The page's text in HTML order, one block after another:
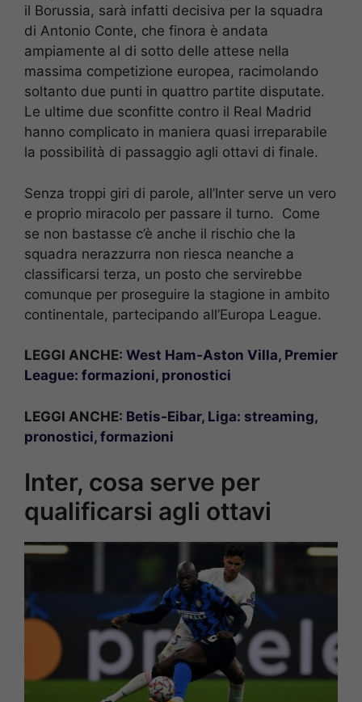
il Borussia, sarà infatti decisiva per la squadra
di Antonio Conte, che finora è andata
ampiamente al di sotto delle attese nella
massima competizione europea, racimolando
soltanto due punti in quattro partite disputate.
Le ultime due sconfitte contro il Real Madrid
hanno complicato in maniera quasi irreparabile
la possibilità di passaggio agli ottavi di finale.
Senza troppi giri di parole, all’Inter serve un vero
e proprio miracolo per passare il turno. Come
se non bastasse c’è anche il rischio che la
squadra nerazzurra non riesca neanche a
classificarsi terza, un posto che servirebbe
comunque per proseguire la stagione in ambito
continentale, partecipando all’Europa League.
LEGGI ANCHE: West Ham-Aston Villa, Premier
League: formazioni, pronostici
LEGGI ANCHE: Betis-Eibar, Liga: streaming,
pronostici, formazioni
Inter, cosa serve per
qualificarsi agli ottavi